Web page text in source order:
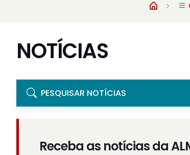
NOTÍCIAS
PESQUISAR NOTÍCIAS
Receba as notícias da